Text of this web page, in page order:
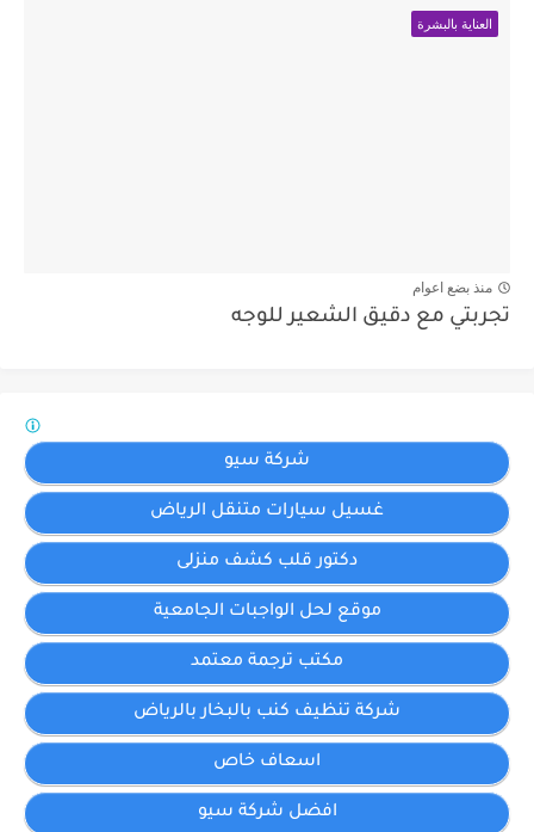
العناية بالبشرة
منذ بضع اعوام
تجربتي مع دقيق الشعير للوجه
شركة سيو
غسيل سيارات متنقل الرياض
دكتور قلب كشف منزلى
موقع لحل الواجبات الجامعية
مكتب ترجمة معتمد
شركة تنظيف كنب بالبخار بالرياض
اسعاف خاص
افضل شركة سيو